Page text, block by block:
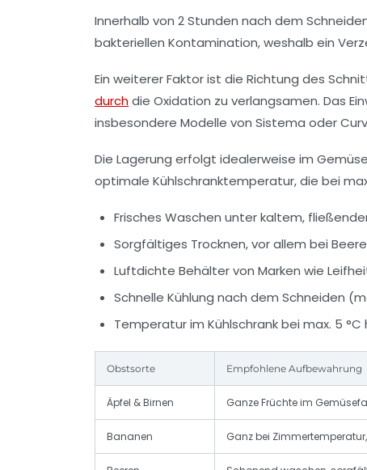
Innerhalb von 2 Stunden nach dem
bakteriellen Kontamination, weshalb ein
Ein weiterer Faktor ist die Richtung des
durchdie Oxidation zu verlangsamen. Das
insbesondere Modelle von Sistema oder
Die Lagerung erfolgt idealerweise im
optimale Kühlschranktemperatur, die bei
Frisches Waschen unter kaltem,
Sorgfältiges Trocknen, vor allem bei
Luftdichte Behälter von Marken wie
Schnelle Kühlung nach dem Schneiden
Temperatur im Kühlschrank bei max. 5 °C
Obstsorte Empfohlene Aufbewahrung
Äpfel & Birnen Ganze Früchte im
Bananen Ganz bei